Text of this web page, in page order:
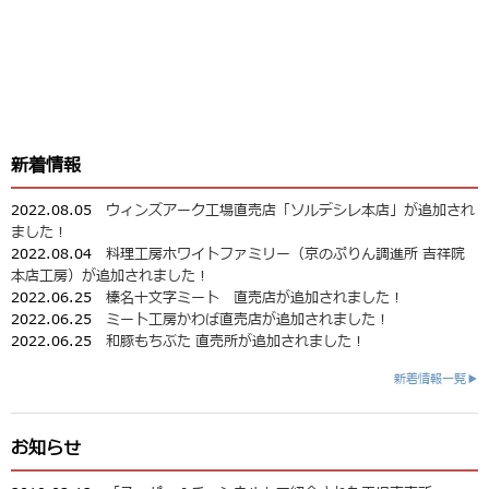
新着情報
2022.08.05 ウィンズアーク工場直売店「ソルデシレ本店」が追加され
ました！
2022.08.04 料理工房ホワイトファミリー（京のぷりん調進所 吉祥院
本店工房）が追加されました！
2022.06.25 榛名十文字ミート 直売店が追加されました！
2022.06.25 ミート工房かわば直売店が追加されました！
2022.06.25 和豚もちぶた 直売所が追加されました！
新着情報一覧▶
お知らせ